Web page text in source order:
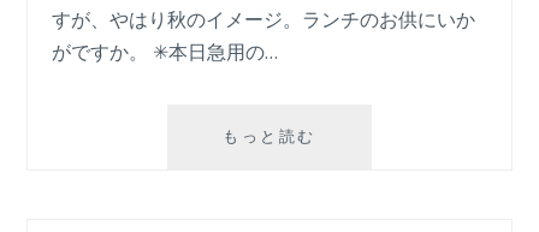
すが、やはり秋のイメージ。ランチのお供にいか
がですか。 ✳︎本日急用の…
もっと読む